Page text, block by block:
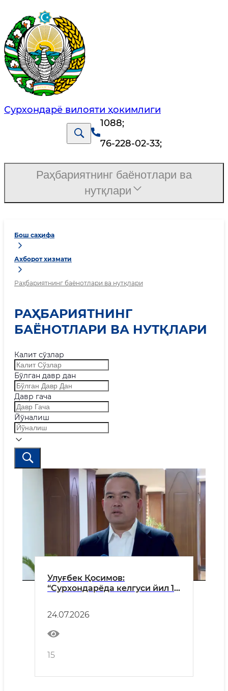
Сурхондарё вилояти ҳокимлиги
1088;
76-228-02-33;
Бош саҳифа
Ахборот хизмати
Раҳбариятнинг баёнотлари ва нутқлари
РАҲБАРИЯТНИНГ
БАЁНОТЛАРИ ВА НУТҚЛАРИ
Калит сўзлар
Бўлган давр дан
Давр гача
Йўналиш
Улуғбек Қосимов:
“Сурхондарёда келгуси йил 1
вилоятимизда электр
энергияси таъминотида
муаммо қолмайди.”
24.07.2026
15
Раҳбариятнинг баёнотлари ва
нутқлари